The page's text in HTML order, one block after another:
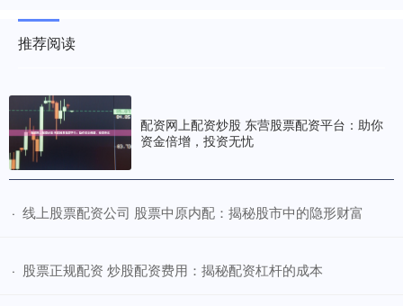
推荐阅读
配资网上配资炒股 东营股票配资平台：助你
资金倍增，投资无忧
· ​线上股票配资公司 股票中原内配：揭秘股市中的隐形财富
· ​股票正规配资 炒股配资费用：揭秘配资杠杆的成本